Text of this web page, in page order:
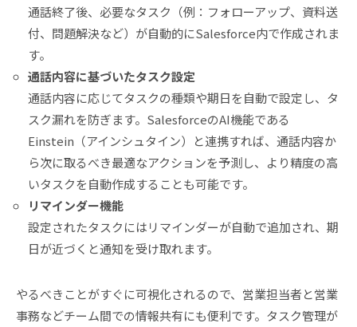
通話終了後、必要なタスク（例：フォローアップ、資料送
付、問題解決など）が自動的にSalesforce内で作成されま
す。
通話内容に基づいたタスク設定
通話内容に応じてタスクの種類や期日を自動で設定し、タ
スク漏れを防ぎます。SalesforceのAI機能である
Einstein（アインシュタイン）と連携すれば、通話内容か
ら次に取るべき最適なアクションを予測し、より精度の高
いタスクを自動作成することも可能です。
リマインダー機能
設定されたタスクにはリマインダーが自動で追加され、期
日が近づくと通知を受け取れます。
やるべきことがすぐに可視化されるので、営業担当者と営業
事務などチーム間での情報共有にも便利です。タスク管理が